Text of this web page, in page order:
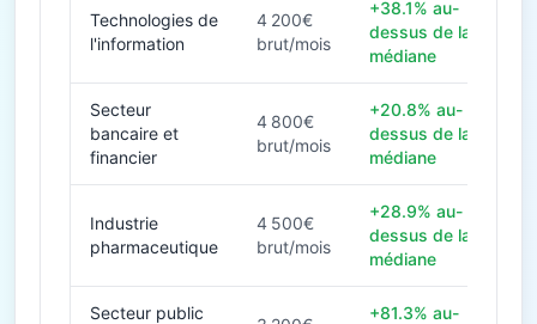
Technologies de
l'information
4 200€
brut/mois
+38.1% au-
dessus de la
médiane
Secteur
bancaire et
financier
4 800€
brut/mois
+20.8% au-
dessus de la
médiane
Industrie
pharmaceutique
4 500€
brut/mois
+28.9% au-
dessus de la
médiane
Secteur public
+81.3% au-